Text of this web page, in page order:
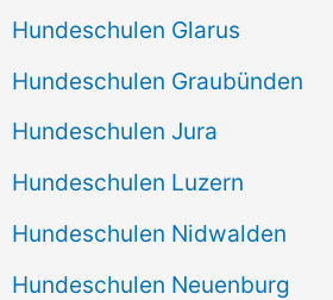
Hundeschulen Glarus
Hundeschulen Graubünden
Hundeschulen Jura
Hundeschulen Luzern
Hundeschulen Nidwalden
Hundeschulen Neuenburg